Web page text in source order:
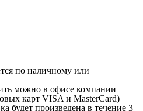
по наличному или
можно в офисе компании
карт VISA и MasterCard)
будет произведена в течение 3